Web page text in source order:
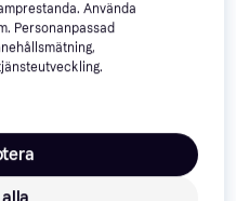
Använda
Personanpassad